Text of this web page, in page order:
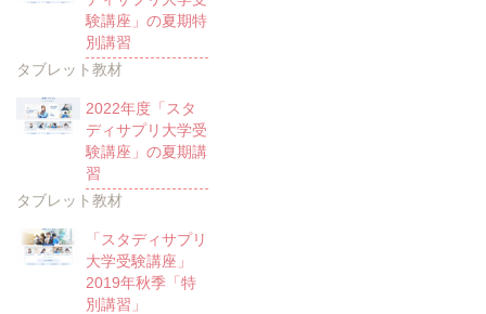
験講座」の夏期特
別講習
タブレット教材
2022年度「スタ
ディサプリ大学受
験講座」の夏期講
習
タブレット教材
「スタディサプリ
大学受験講座」
2019年秋季「特
別講習」